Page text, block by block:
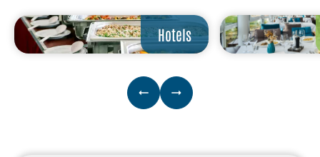
Hotels